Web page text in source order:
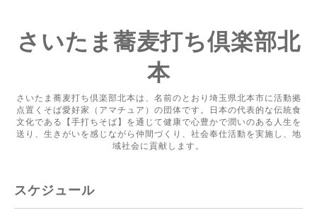
さいたま蕎麦打ち倶楽部北
本
さいたま蕎麦打ち倶楽部北本は、名前のとおり埼玉県北本市に活動拠
点置くそば愛好家（アマチュア）の団体です。日本の代表的な伝統食
文化である【手打ちそば】を通じて健康で心豊かで潤いのある人生を
送り、生きがいを感じながら仲間づくり、社会奉仕活動を実施し、地
域社会に貢献します。
スケジュール